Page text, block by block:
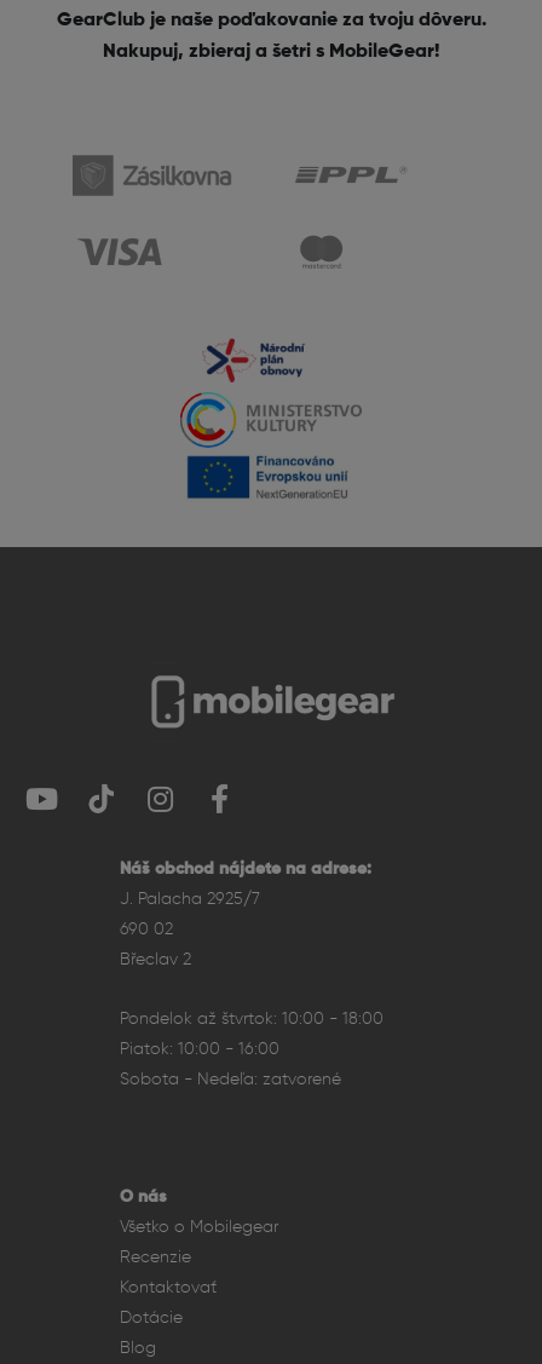
GearClub je naše poďakovanie za tvoju dôveru.
Nakupuj, zbieraj a šetri s MobileGear!
Náš obchod nájdete na adrese:
J. Palacha 2925/7
690 02
Břeclav 2
Pondelok až štvrtok: 10:00 - 18:00
Piatok: 10:00 - 16:00
Sobota - Nedeľa: zatvorené
O nás
Všetko o Mobilegear
Recenzie
Kontaktovať
Dotácie
Blog